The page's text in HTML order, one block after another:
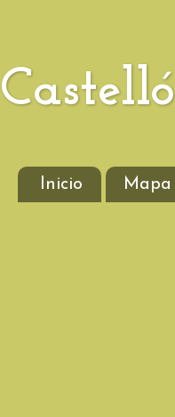
Inicio Mapa